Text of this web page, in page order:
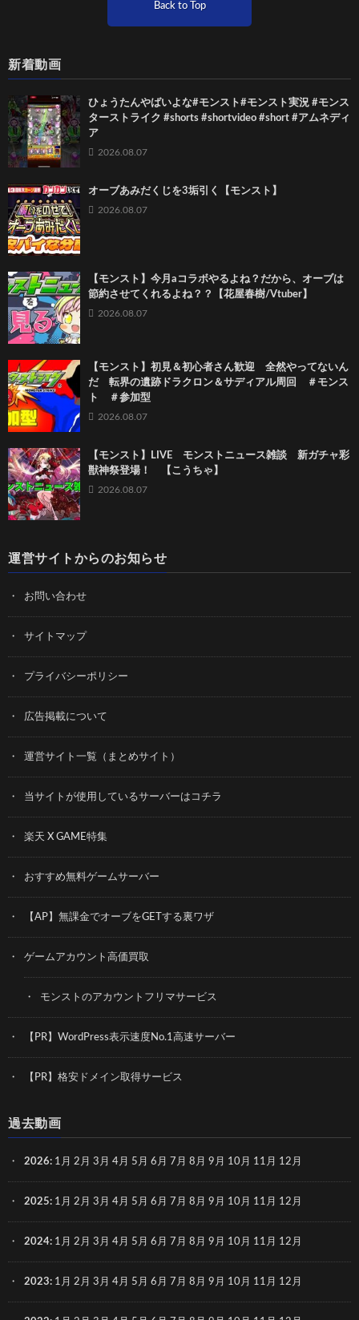
Back to Top
新着動画
ひょうたんやばいよな#モンスト#モンスト実況 #モンス
ターストライク #shorts #shortvideo #short #アムネディ
ア
2026.08.07
オーブあみだくじを3垢引く【モンスト】
2026.08.07
【モンスト】今月aコラボやるよね？だから、オーブは
節約させてくれるよね？？【花屋春樹/Vtuber】
2026.08.07
【モンスト】初見＆初心者さん歓迎 全然やってないん
だ 転界の遺跡ドラクロン＆サディアル周回 ＃モンス
ト ＃参加型
2026.08.07
【モンスト】LIVE モンストニュース雑談 新ガチャ彩
獣神祭登場！ 【こうちゃ】
2026.08.07
運営サイトからのお知らせ
お問い合わせ
サイトマップ
プライバシーポリシー
広告掲載について
運営サイト一覧（まとめサイト）
当サイトが使用しているサーバーはコチラ
楽天 X GAME特集
おすすめ無料ゲームサーバー
【AP】無課金でオーブをGETする裏ワザ
ゲームアカウント高価買取
モンストのアカウントフリマサービス
【PR】WordPress表示速度No.1高速サーバー
【PR】格安ドメイン取得サービス
過去動画
2026: 1月 2月 3月 4月 5月 6月 7月 8月 9月 10月 11月 12月
2025: 1月 2月 3月 4月 5月 6月 7月 8月 9月 10月 11月 12月
2024: 1月 2月 3月 4月 5月 6月 7月 8月 9月 10月 11月 12月
2023: 1月 2月 3月 4月 5月 6月 7月 8月 9月 10月 11月 12月